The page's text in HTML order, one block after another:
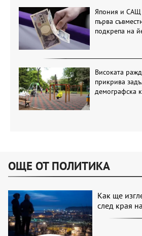
Япония и САЩ
първа
подкрепа на
Високата
прикрива
демографска
ОЩЕ ОТ ПОЛИТИКА
Как ще
след края